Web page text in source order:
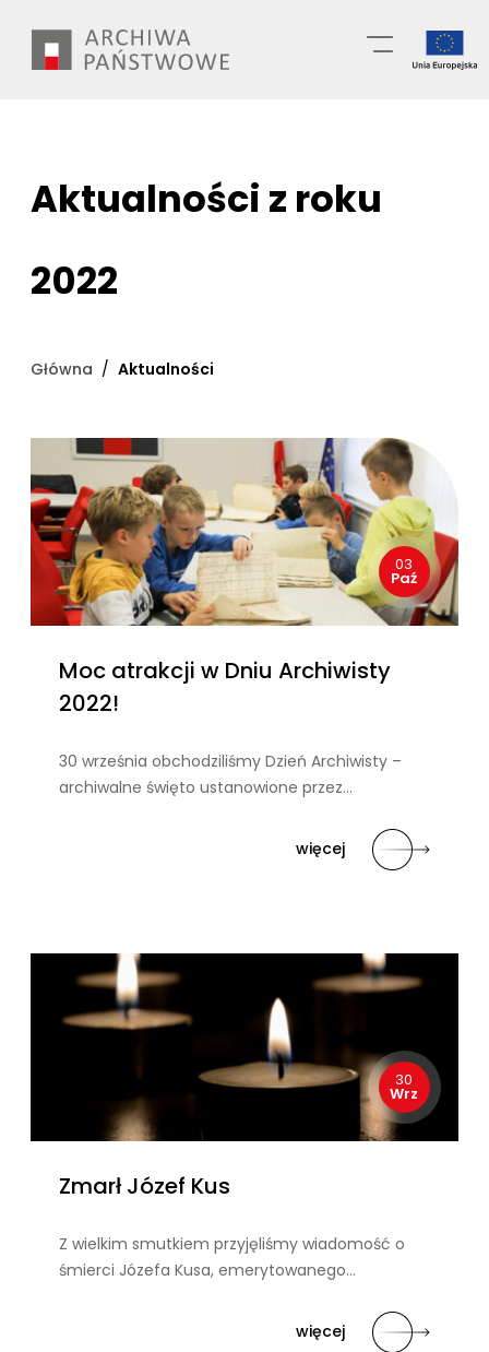
treści
Aktualności z roku
2022
Główna Aktualności
03
Paź
Moc atrakcji w Dniu Archiwisty
2022!
30 września obchodziliśmy Dzień Archiwisty –
archiwalne święto ustanowione przez…
więcej
30
Wrz
Zmarł Józef Kus
Z wielkim smutkiem przyjęliśmy wiadomość o
śmierci Józefa Kusa, emerytowanego…
więcej